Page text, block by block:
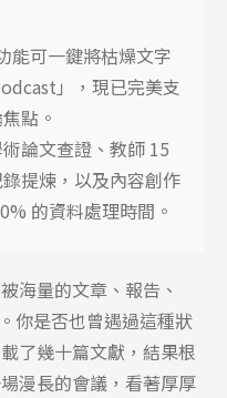
能可一鍵將枯燥文字
」，現已完美支
點。
論文查證、教師 15
提煉，以及內容創作
的資料處理時間。
海量的文章、報告、
你是否也曾遇過這種狀
了幾十篇文獻，結果根
漫長的會議，看著厚厚